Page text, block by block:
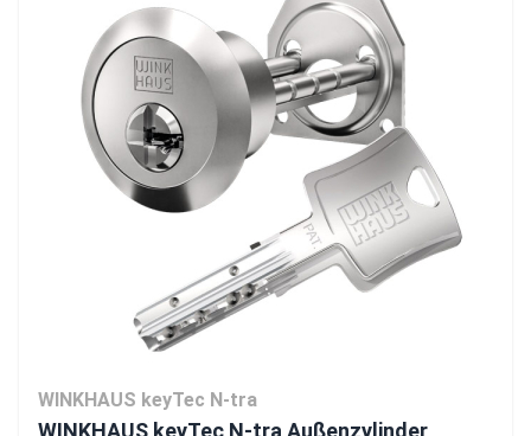
WINKHAUS keyTec N-tra
WINKHAUS keyTec N-tra Außenzylinder